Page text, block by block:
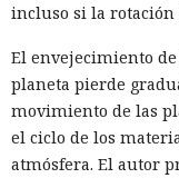
incluso si la
El envejecimiento
planeta pierde
movimiento de las
el ciclo de los
atmósfera. El autor